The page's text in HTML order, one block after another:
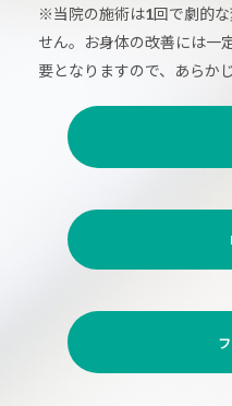
※当院の施術は1回で劇的
せん。お身体の改善には一
要となりますので、あらか